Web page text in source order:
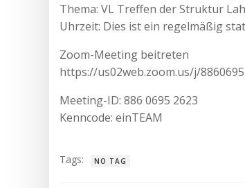
Thema: VL Treffen der Struktur
Uhrzeit: Dies ist ein regelmäßig
Zoom-Meeting beitreten
https://us02web.zoom.us/j/
Meeting-ID: 886 0695 2623
Kenncode: einTEAM
Tags: NO TAG